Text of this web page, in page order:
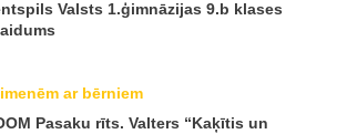
Valsts 1.ģimnāzijas 9.b klases
ar bērniem
Pasaku rīts. Valters “Kaķītis un